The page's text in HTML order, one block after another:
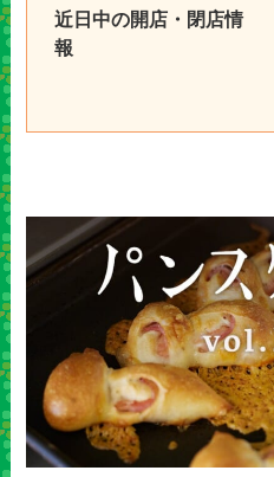
近日中の開店・閉店情
報